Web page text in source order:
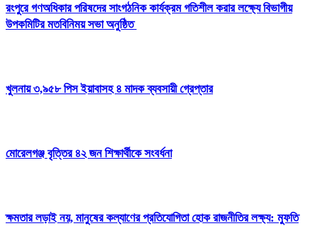
রংপুরে গণঅধিকার পরিষদের সাংগঠনিক কার্যক্রম গতিশীল করার লক্ষ্যে বিভাগীয়
উপকমিটির মতবিনিময় সভা অনুষ্ঠিত
খুলনায় ৩,৯৫৮ পিস ইয়াবাসহ ৪ মাদক ব্যবসায়ী গ্রেপ্তার
মোরেলগঞ্জ বৃত্তির ৪২ জন শিক্ষার্থীকে সংবর্ধনা
ক্ষমতার লড়াই নয়, মানুষের কল্যাণের প্রতিযোগিতা হোক রাজনীতির লক্ষ্য: মুফতি